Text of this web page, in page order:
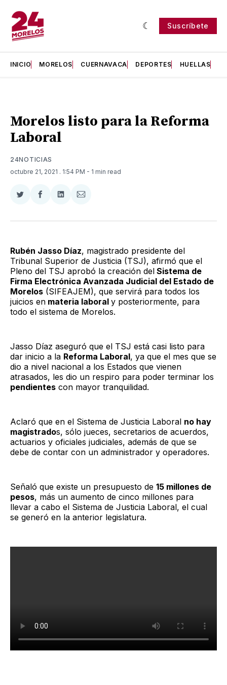
Suscríbete
INICIO MORELOS CUERNAVACA DEPORTES HUELLAS
Morelos listo para la Reforma
Laboral
24NOTICIAS
octubre 21, 2021 . 1:54 PM - 1 min read
Compartir
Twitter
Compartir
Facebook
Compartir
LinkedIn
Compartir
Email
Rubén Jasso Díaz, magistrado presidente del
Tribunal Superior de Justicia (TSJ), afirmó que el
Pleno del TSJ aprobó la creación del Sistema de
Firma Electrónica Avanzada Judicial del Estado de
Morelos (SIFEAJEM), que servirá para todos los
juicios en materia laboral y posteriormente, para
todo el sistema de Morelos.
Jasso Díaz aseguró que el TSJ está casi listo para
dar inicio a la Reforma Laboral, ya que el mes que se
dio a nivel nacional a los Estados que vienen
atrasados, les dio un respiro para poder terminar los
pendientes con mayor tranquilidad.
Aclaró que en el Sistema de Justicia Laboral no hay
magistrados, sólo jueces, secretarios de acuerdos,
actuarios y oficiales judiciales, además de que se
debe de contar con un administrador y operadores.
Señaló que existe un presupuesto de 15 millones de
pesos, más un aumento de cinco millones para
llevar a cabo el Sistema de Justicia Laboral, el cual
se generó en la anterior legislatura.